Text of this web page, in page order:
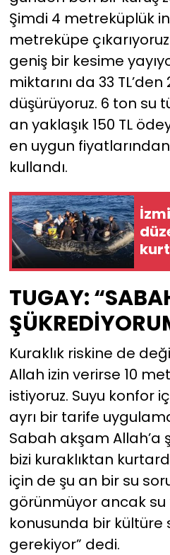
Şimdi 4 metreküplük
metreküpe
geniş bir kesime
miktarını da 33 TL’den
düşürüyoruz. 6 ton su
an yaklaşık 150 TL
en uygun
kullandı.
TUGAY:
Kuraklık riskine de
Allah izin verirse 10
istiyoruz. Suyu konfor
ayrı bir tarife
Sabah akşam Allah’a
bizi kuraklıktan
için de şu an bir su
görünmüyor ancak
konusunda bir kültüre
gerekiyor” dedi.